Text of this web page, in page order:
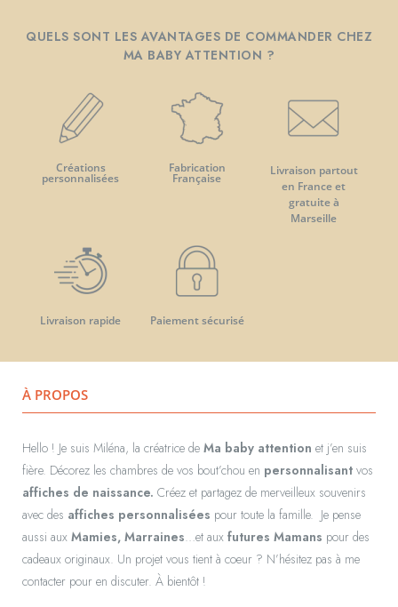
QUELS SONT LES AVANTAGES DE COMMANDER CHEZ
MA BABY ATTENTION ?
Créations
personnalisées
Fabrication
Française
Livraison partout
en France et
gratuite à
Marseille
Livraison rapide Paiement sécurisé
À PROPOS
Hello ! Je suis Miléna, la créatrice de Ma baby attention et j’en suis
fière. Décorez les chambres de vos bout’chou en personnalisant vos
affiches de naissance. Créez et partagez de merveilleux souvenirs
avec des affiches personnalisées pour toute la famille. Je pense
aussi aux Mamies, Marraines…et aux futures Mamans pour des
cadeaux originaux. Un projet vous tient à coeur ? N’hésitez pas à me
contacter pour en discuter. À bientôt !